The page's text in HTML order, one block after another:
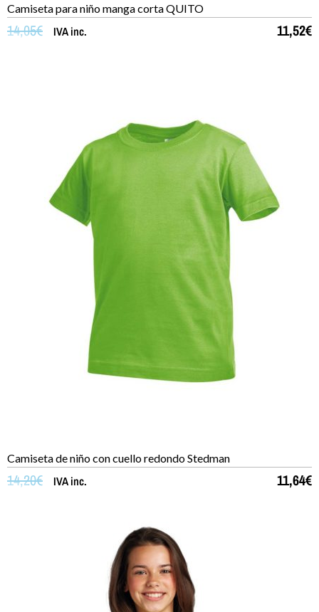
Camiseta para niño manga corta QUITO
14,05€ 11,52€
IVA inc.
Camiseta de niño con cuello redondo Stedman
14,20€ 11,64€
IVA inc.